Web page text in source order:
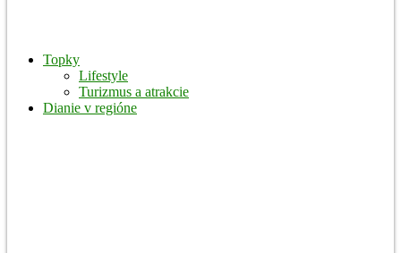
Topky
Lifestyle
Turizmus a atrakcie
Dianie v regióne